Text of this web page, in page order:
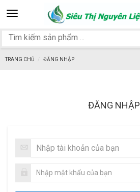
Toggle
navigation
TRANG CHỦ ĐĂNG NHẬP
ĐĂNG NHẬP